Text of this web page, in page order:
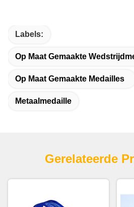
Labels:
Op Maat Gemaakte
Op Maat Gemaakte Medailles
Metaalmedaille
Gerelateerde